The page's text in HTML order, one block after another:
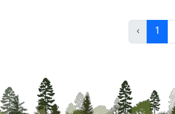
‹ 1